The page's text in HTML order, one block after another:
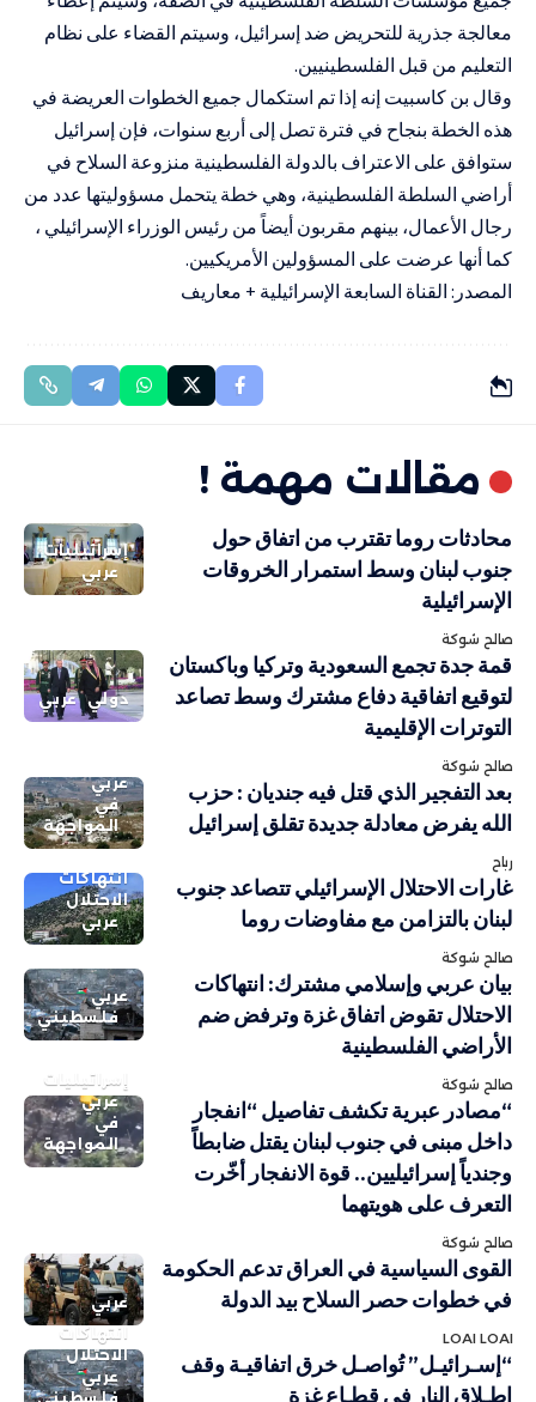
معالجة جذرية للتحريض ضد إسرائيل، وسيتم القضاء على نظام
التعليم من قبل الفلسطينيين.
وقال بن كاسبيت إنه إذا تم استكمال جميع الخطوات العريضة في
هذه الخطة بنجاح في فترة تصل إلى أربع سنوات، فإن إسرائيل
ستوافق على الاعتراف بالدولة الفلسطينية منزوعة السلاح في
أراضي السلطة الفلسطينية، وهي خطة يتحمل مسؤوليتها عدد من
رجال الأعمال، بينهم مقربون أيضاً من رئيس الوزراء الإسرائيلي ،
كما أنها عرضت على المسؤولين الأمريكيين.
المصدر: القناة السابعة الإسرائيلية + معاريف
مقالات مهمة !
إسرائيليات
عربي
محادثات روما تقترب من اتفاق حول
جنوب لبنان وسط استمرار الخروقات
الإسرائيلية
صالح شوكة
دولي عربي
قمة جدة تجمع السعودية وتركيا وباكستان
لتوقيع اتفاقية دفاع مشترك وسط تصاعد
التوترات الإقليمية
صالح شوكة
عربي
في
المواجهة
بعد التفجير الذي قتل فيه جنديان : حزب
الله يفرض معادلة جديدة تقلق إسرائيل
رباح
انتهاكات
الاحتلال
عربي
غارات الاحتلال الإسرائيلي تتصاعد جنوب
لبنان بالتزامن مع مفاوضات روما
صالح شوكة
عربي
فلسطيني
بيان عربي وإسلامي مشترك: انتهاكات
الاحتلال تقوض اتفاق غزة وترفض ضم
الأراضي الفلسطينية
صالح شوكة
إسرائيليات
عربي
في
المواجهة
“مصادر عبرية تكشف تفاصيل “انفجار
داخل مبنى في جنوب لبنان يقتل ضابطاً
وجندياً إسرائيليين.. قوة الانفجار أخّرت
التعرف على هويتهما
صالح شوكة
عربي
القوى السياسية في العراق تدعم الحكومة
في خطوات حصر السلاح بيد الدولة
LOAI LOAI
انتهاكات
الاحتلال
عربي
فلسطيني
“إسـرائيـل” تُواصـل خرق اتفاقيـة وقف
إطـلاق النار في قطـاع غزة